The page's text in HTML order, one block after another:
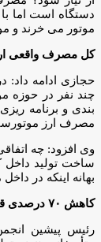
دستگاه است اما
موتور می خرند و
کل مصرف واقعی ارز موتور ۱۵۰ تا ۲۰۰
حجازی ادامه داد:
چند نفر در حوزه
بندی و برنامه
مصرف ارز موتورسیکلت بین ۱۵۰ تا ۲۰۰
بهانه اینکه در
کاهش ۷۰ درصدی قیمت موتور با تخصیص درست ارز
رئیس پیشین